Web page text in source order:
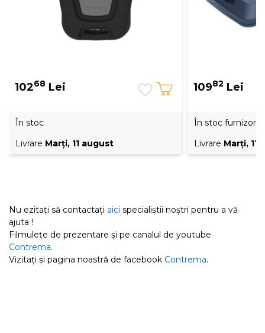
10268 Lei
În stoc
Livrare Marţi, 11 august
10982 Lei
În stoc furnizor
Livrare Marţi, 11
Nu ezitați să contactați aici specialiștii noștri pentru a vă
ajuta !
Filmulețe de prezentare și pe canalul de youtube
Contrema.
Vizitați și pagina noastră de facebook Contrema.